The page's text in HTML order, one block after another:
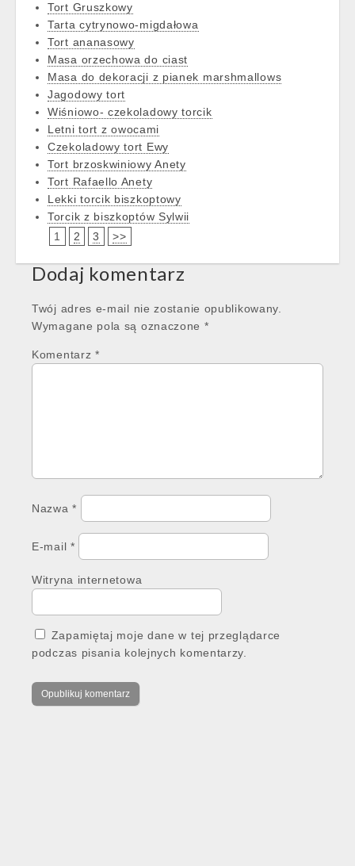
Tort Gruszkowy
Tarta cytrynowo-migdałowa
Tort ananasowy
Masa orzechowa do ciast
Masa do dekoracji z pianek marshmallows
Jagodowy tort
Wiśniowo- czekoladowy torcik
Letni tort z owocami
Czekoladowy tort Ewy
Tort brzoskwiniowy Anety
Tort Rafaello Anety
Lekki torcik biszkoptowy
Torcik z biszkoptów Sylwii
1
2 3 >>
Dodaj komentarz
Twój adres e-mail nie zostanie opublikowany.
Wymagane pola są oznaczone *
Komentarz *
Nazwa*
E-mail *
Witryna internetowa
Zapamiętaj moje dane w tej przeglądarce
podczas pisania kolejnych komentarzy.